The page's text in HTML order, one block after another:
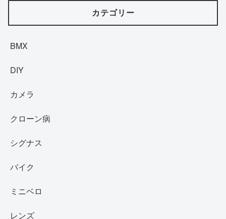
カテゴリー
BMX
DIY
カメラ
クローン病
シグナス
バイク
ミニベロ
レンズ